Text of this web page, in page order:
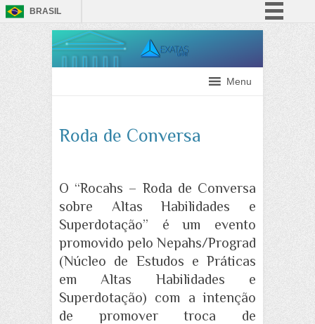
BRASIL
ParticipeMenu
Roda de Conversa
O “Rocahs – Roda de Conversa
sobre Altas Habilidades e
Superdotação” é um evento
promovido pelo Nepahs/Prograd
(Núcleo de Estudos e Práticas
em Altas Habilidades e
Superdotação) com a intenção
de promover troca de